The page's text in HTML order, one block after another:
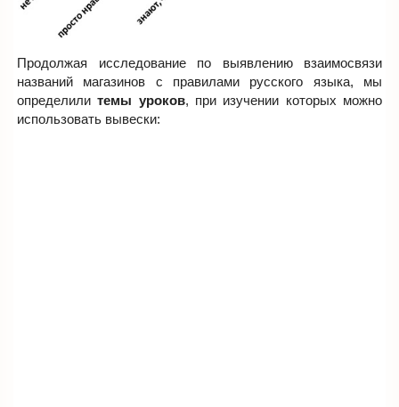
Продолжая исследование по выявлению взаимосвязи
названий магазинов с правилами русского языка, мы
определилитемы уроков, при изучении которых можно
использовать вывески: